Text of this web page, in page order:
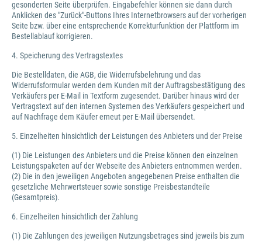
gesonderten Seite überprüfen. Eingabefehler können sie dann durch
Anklicken des "Zurück"-Buttons Ihres Internetbrowsers auf der vorherigen
Seite bzw. über eine entsprechende Korrekturfunktion der Plattform im
Bestellablauf korrigieren.
4. Speicherung des Vertragstextes
Die Bestelldaten, die AGB, die Widerrufsbelehrung und das
Widerrufsformular werden dem Kunden mit der Auftragsbestätigung des
Verkäufers per E-Mail in Textform zugesendet. Darüber hinaus wird der
Vertragstext auf den internen Systemen des Verkäufers gespeichert und
auf Nachfrage dem Käufer erneut per E-Mail übersendet.
5. Einzelheiten hinsichtlich der Leistungen des Anbieters und der Preise
(1) Die Leistungen des Anbieters und die Preise können den einzelnen
Leistungspaketen auf der Webseite des Anbieters entnommen werden.
(2) Die in den jeweiligen Angeboten angegebenen Preise enthalten die
gesetzliche Mehrwertsteuer sowie sonstige Preisbestandteile
(Gesamtpreis).
6. Einzelheiten hinsichtlich der Zahlung
(1) Die Zahlungen des jeweiligen Nutzungsbetrages sind jeweils bis zum